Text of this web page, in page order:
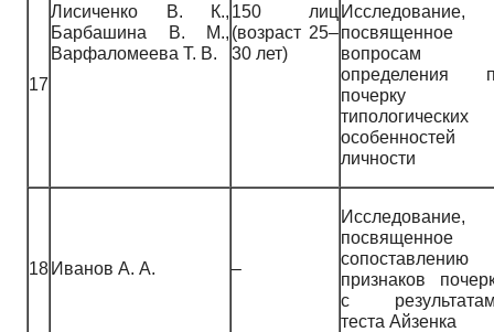
17
Лисиченко В. К.,
Барбашина В. М.,
Варфаломеева Т. В.
150 лиц
(возраст 25–
30 лет)
Исследование,
посвященное
вопросам
определения
почерку
типологических
особенностей
личности
18 Иванов А. А. –
Исследование,
посвященное
сопоставлению
признаков
с
теста Айзенка